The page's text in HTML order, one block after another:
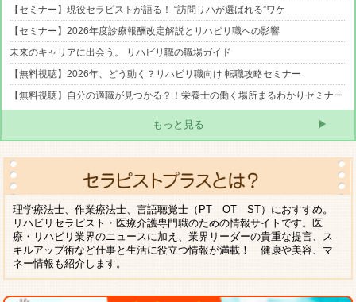
【セミナー】現役セラピストが語る！ “訪問リハが選ばれる”ワケ
【セミナー】2026年度診療報酬改定解説とリハビリ職への影響
未来のキャリアに出会う。 リハビリ職の職場ガイド
【無料視聴】2026年、どう動く？リハビリ職向け 転職攻略セミナー
【無料視聴】自分の適職が見つかる？！栄養士の働く場所まるわかりセミナー
もっと見る
理学療法士、作業療法士、言語聴覚士（PT OT ST）におすすめ。
リハビリセラピスト・医療介護専門職のための情報サイトです。医
療・リハビリ業界のニュースに加え、業界リーダーの貴重な提言、ス
キルアップ術など仕事と生活に役立つ情報が満載！ 健康や美容、マ
ネー情報も紹介します。